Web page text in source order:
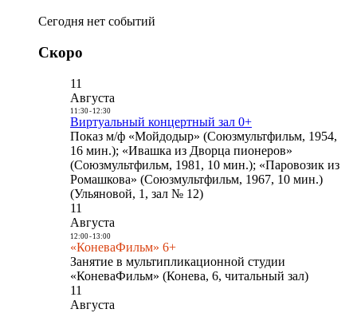
Сегодня нет событий
Скоро
11
Августа
11:30- 12:30
Виртуальный концертный зал 0+
Показ м/ф «Мойдодыр» (Союзмультфильм, 1954,
16 мин.); «Ивашка из Дворца пионеров»
(Союзмультфильм, 1981, 10 мин.); «Паровозик из
Ромашкова» (Союзмультфильм, 1967, 10 мин.)
(Ульяновой, 1, зал № 12)
11
Августа
12:00- 13:00
«КоневаФильм» 6+
Занятие в мультипликационной студии
«КоневаФильм» (Конева, 6, читальный зал)
11
Августа